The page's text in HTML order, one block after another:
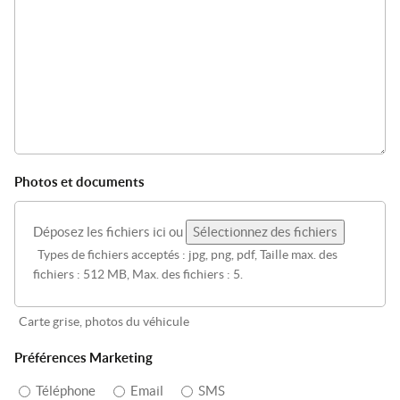
Photos et documents
Déposez les fichiers ici ou Sélectionnez des fichiers
Types de fichiers acceptés : jpg, png, pdf, Taille max. des
fichiers : 512 MB, Max. des fichiers : 5.
Carte grise, photos du véhicule
Préférences Marketing
Téléphone Email SMS